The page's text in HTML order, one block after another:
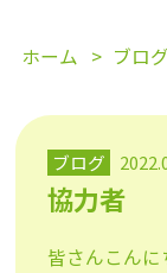
ホーム ブログ
ブログ
協力者
皆さんこんに